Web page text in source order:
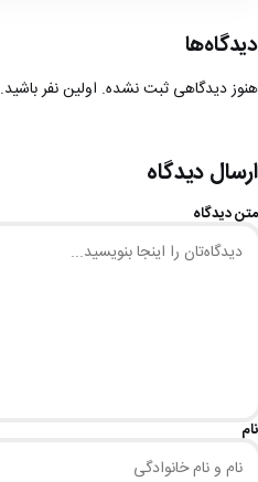
دیدگاه‌ها
هنوز دیدگاهی ثبت نشده. اولین نفر باشید.
ارسال دیدگاه
متن دیدگاه
نام